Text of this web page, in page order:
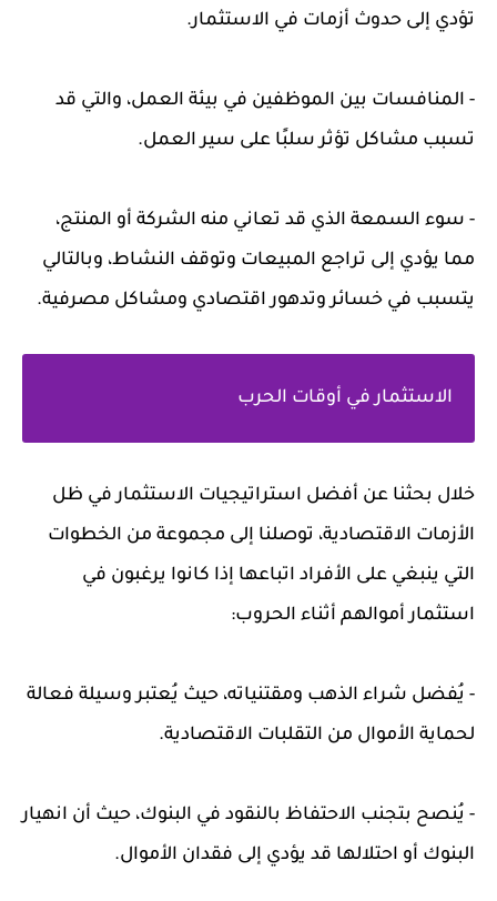
تؤدي إلى حدوث أزمات في الاستثمار.
- المنافسات بين الموظفين في بيئة العمل، والتي قد
تسبب مشاكل تؤثر سلبًا على سير العمل.
- سوء السمعة الذي قد تعاني منه الشركة أو المنتج،
مما يؤدي إلى تراجع المبيعات وتوقف النشاط، وبالتالي
يتسبب في خسائر وتدهور اقتصادي ومشاكل مصرفية.
الاستثمار في أوقات الحرب
خلال بحثنا عن أفضل استراتيجيات الاستثمار في ظل
الأزمات الاقتصادية، توصلنا إلى مجموعة من الخطوات
التي ينبغي على الأفراد اتباعها إذا كانوا يرغبون في
استثمار أموالهم أثناء الحروب:
- يُفضل شراء الذهب ومقتنياته، حيث يُعتبر وسيلة فعالة
لحماية الأموال من التقلبات الاقتصادية.
- يُنصح بتجنب الاحتفاظ بالنقود في البنوك، حيث أن انهيار
البنوك أو احتلالها قد يؤدي إلى فقدان الأموال.